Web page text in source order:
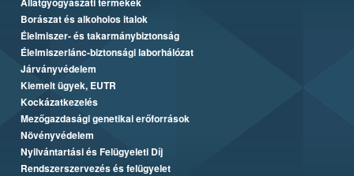
Borászat és alkoholos italok
Élelmiszer- és takarmánybiztonság
Élelmiszerlánc-biztonsági laborhálózat
Járványvédelem
Kiemelt ügyek, EUTR
Kockázatkezelés
Mezőgazdasági genetikai erőforrások
Növényvédelem
Nyilvántartási és Felügyeleti Díj
Rendszerszervezés és felügyelet